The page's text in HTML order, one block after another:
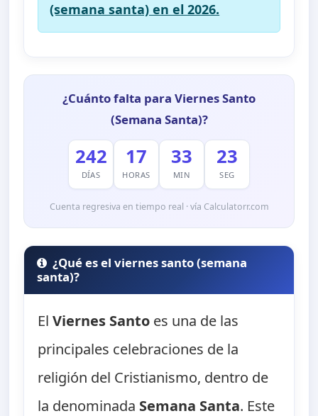
(semana santa) en el 2026.
¿Cuánto falta para Viernes Santo
(Semana Santa)?
242
DÍAS
17
HORAS
33
MIN
22
SEG
Cuenta regresiva en tiempo real · vía Calculatorr.com
¿Qué es el viernes santo (semana
santa)?
ElViernes Santo es una de las
principales celebraciones de la
religión del Cristianismo, dentro de
la denominada Semana Santa. Este